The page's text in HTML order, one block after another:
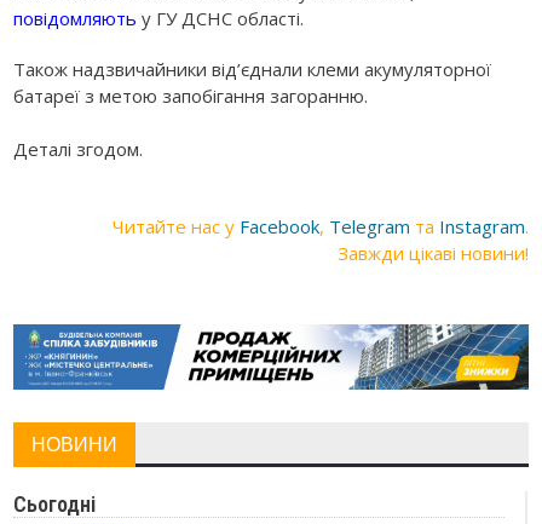
повідомляютьу ГУ ДСНС області.
Також надзвичайники від’єднали клеми акумуляторної
батареї з метою запобігання загоранню.
Деталі згодом.
Читайте нас у Facebook, Telegram та Instagram.
Завжди цікаві новини!
НОВИНИ
Сьогодні